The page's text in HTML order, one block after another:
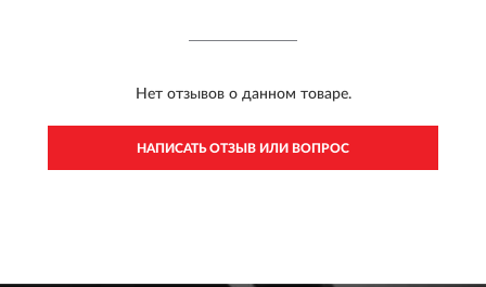
Нет отзывов о данном товаре.
НАПИСАТЬ ОТЗЫВ ИЛИ ВОПРОС